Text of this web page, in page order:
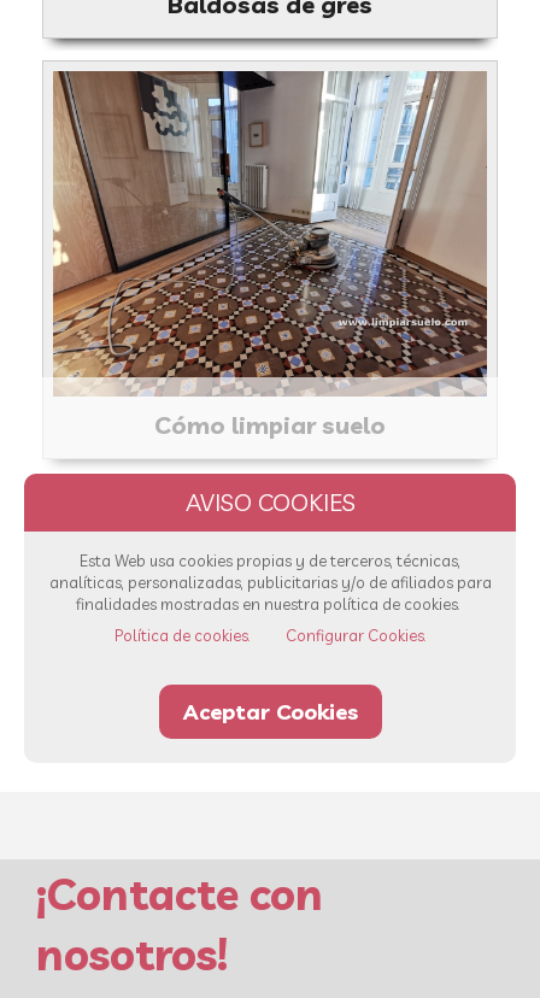
Cómo limpiar suelo
Ver todos los servicios
93 232 00 42 Whatsapp
¡Contacte con
nosotros!
Esta Web usa cookies propias y de terceros, técnicas,
analíticas, personalizadas, publicitarias y/o de afiliados para
finalidades mostradas en nuestra política de cookies.
Política de cookies.
Configurar Cookies.
Aceptar Cookies